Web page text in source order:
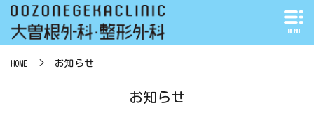
MENU
HOME お知らせ
お知らせ